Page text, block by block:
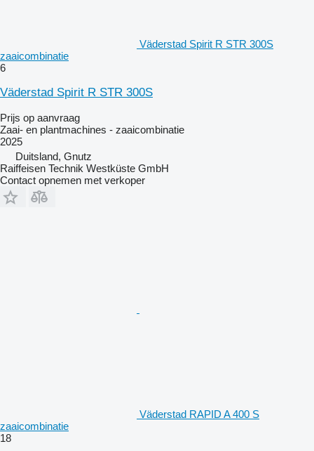
Väderstad Spirit R STR 300S
zaaicombinatie
6
Väderstad Spirit R STR 300S
Prijs op aanvraag
Zaai- en plantmachines - zaaicombinatie
2025
Duitsland, Gnutz
Raiffeisen Technik Westküste GmbH
Contact opnemen met verkoper
Väderstad RAPID A 400 S
zaaicombinatie
18